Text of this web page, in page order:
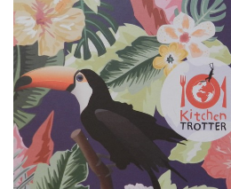
OCÉANIE
AUSTRALIE
ARTICLES PRATIQUES
YOGA
MON PROGRAMME DE YOGA EN
AUTRES CATÉGORIES